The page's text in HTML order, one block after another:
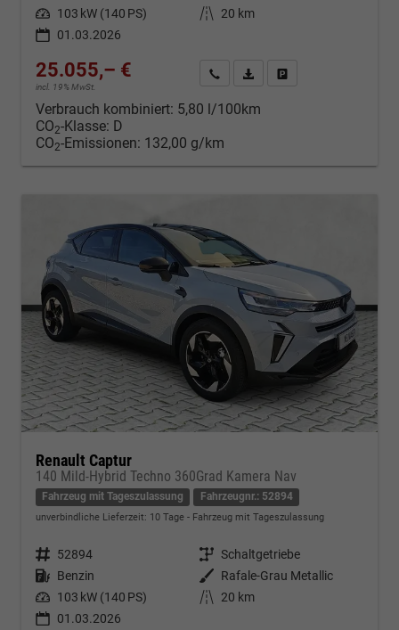
Leistung 103 kW (140 PS) Kilometerstand
20 km
01.03.2026
25.055,– €
incl. 19% MwSt.
Kontakt & Angebot anfordern
PDF-Datei, Fahrzeugexposé
Verbrauch kombiniert: 5,80 l/100km
CO2-Klasse: D
CO2-Emissionen: 132,00 g/km
Renault Captur
140 Mild-Hybrid Techno 360Grad Kamera Nav
Fahrzeug mit Tageszulassung Fahrzeugnr.: 52894
unverbindliche Lieferzeit: 10 Tage Fahrzeug mit Tageszulassung
Fahrzeugnr. 52894 Getriebe Schaltgetriebe
Kraftstoff Benzin Außenfarbe Rafale-Grau Metallic
Leistung 103 kW (140 PS) Kilometerstand
20 km
01.03.2026